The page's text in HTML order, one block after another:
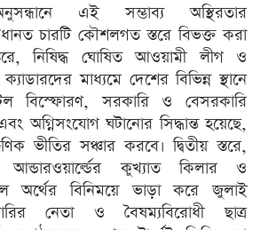
এই সম্ভাব্য অস্থিরতার
চারটি কৌশলগত স্তরে বিভক্ত করা
নিষিদ্ধ ঘোষিত আওয়ামী লীগ ও
মাধ্যমে দেশের বিভিন্ন স্থানে
বিস্ফোরণ, সরকারি ও বেসরকারি
অগ্নিসংযোগ ঘটানোর সিদ্ধান্ত হয়েছে,
ভীতির সঞ্চার করবে। দ্বিতীয় স্তরে,
আন্ডারওয়ার্ল্ডের কুখ্যাত কিলার ও
অর্থের বিনিময়ে ভাড়া করে জুলাই
নেতা ও বৈষম্যবিরোধী ছাত্র